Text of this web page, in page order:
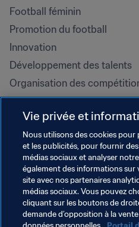
Football féminin
Promotion du football
Innovation
Développement des talents
Organisation des
Développement durable
Droits de l'homme et lutte
la discrimination
Santé et médical
Initiatives en matière de
formation
Vie privée et
Nous utilisons des cookies
et les publicités, pour fournir
médias sociaux et analyser
également des informations
site avec nos partenaires
médias sociaux. Vous pouvez
cliquant sur les boutons de
demande d’opposition à la